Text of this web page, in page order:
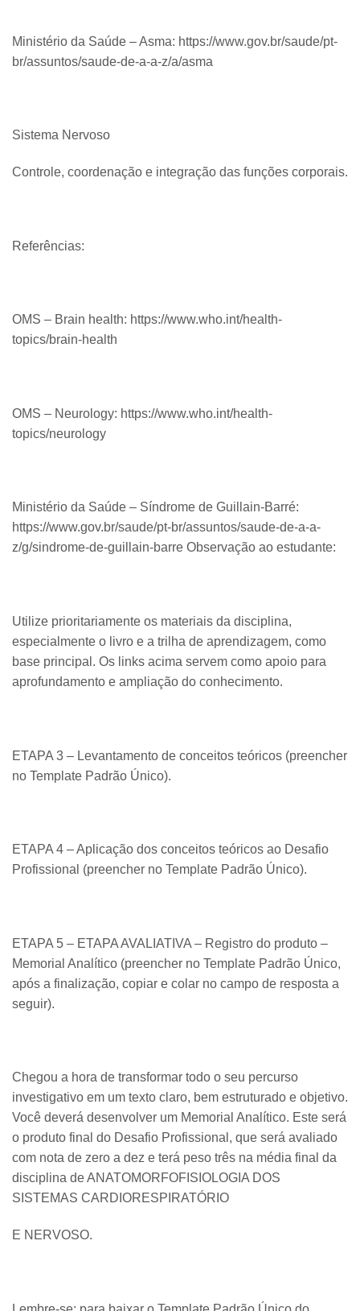
Ministério da Saúde – Asma: https://www.gov.br/saude/pt-
br/assuntos/saude-de-a-a-z/a/asma
Sistema Nervoso
Controle, coordenação e integração das funções corporais.
Referências:
OMS – Brain health: https://www.who.int/health-
topics/brain-health
OMS – Neurology: https://www.who.int/health-
topics/neurology
Ministério da Saúde – Síndrome de Guillain-Barré:
https://www.gov.br/saude/pt-br/assuntos/saude-de-a-a-
z/g/sindrome-de-guillain-barre Observação ao estudante:
Utilize prioritariamente os materiais da disciplina,
especialmente o livro e a trilha de aprendizagem, como
base principal. Os links acima servem como apoio para
aprofundamento e ampliação do conhecimento.
ETAPA 3 – Levantamento de conceitos teóricos (preencher
no Template Padrão Único).
ETAPA 4 – Aplicação dos conceitos teóricos ao Desafio
Profissional (preencher no Template Padrão Único).
ETAPA 5 – ETAPA AVALIATIVA – Registro do produto –
Memorial Analítico (preencher no Template Padrão Único,
após a finalização, copiar e colar no campo de resposta a
seguir).
Chegou a hora de transformar todo o seu percurso
investigativo em um texto claro, bem estruturado e objetivo.
Você deverá desenvolver um Memorial Analítico. Este será
o produto final do Desafio Profissional, que será avaliado
com nota de zero a dez e terá peso três na média final da
disciplina de ANATOMORFOFISIOLOGIA DOS
SISTEMAS CARDIORESPIRATÓRIO
E NERVOSO.